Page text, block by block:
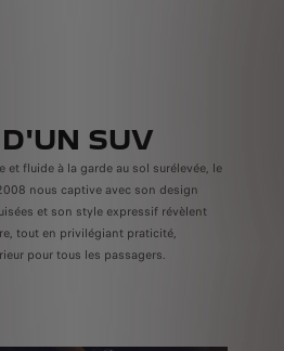
SUV
et fluide à la garde au sol surélevée, le
nous captive avec son design
et son style expressif révèlent
tout en privilégiant praticité,
pour tous les passagers.